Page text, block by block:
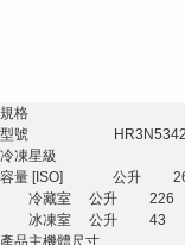
規格
型號
冷凍星級
容量 [ISO] 公升
冷藏室 公升 226
冰凍室 公升 43
產品主機體尺寸